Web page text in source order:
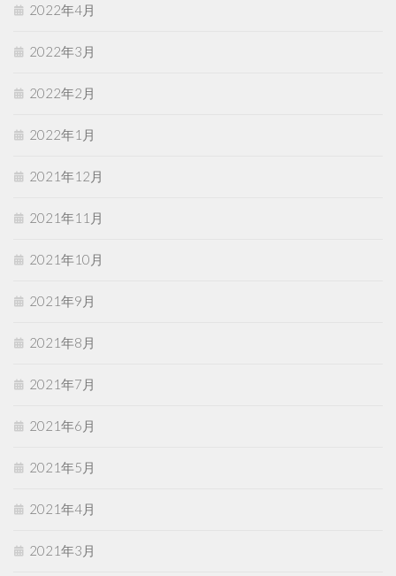
2022年4月
2022年3月
2022年2月
2022年1月
2021年12月
2021年11月
2021年10月
2021年9月
2021年8月
2021年7月
2021年6月
2021年5月
2021年4月
2021年3月